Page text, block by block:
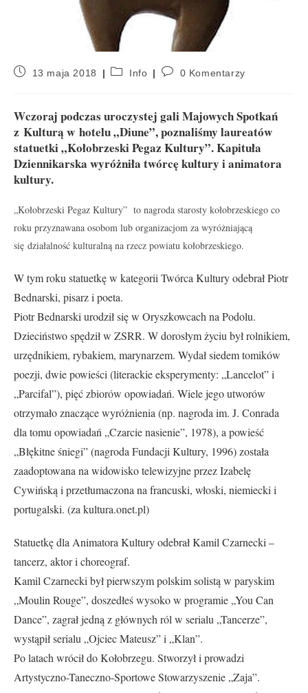
13 maja 2018 Info 0 Komentarzy
Wczoraj podczas uroczystej gali Majowych Spotkań
z Kulturą w hotelu „Diune”, poznaliśmy laureatów
statuetki „Kołobrzeski Pegaz Kultury”. Kapituła
Dziennikarska wyróżniła twórcę kultury i animatora
kultury.
„Kołobrzeski Pegaz Kultury” to nagroda starosty kołobrzeskiego co
roku przyznawana osobom lub organizacjom za wyróżniającą
się działalność kulturalną na rzecz powiatu kołobrzeskiego.
W tym roku statuetkę w kategorii Twórca Kultury odebrał Piotr
Bednarski, pisarz i poeta.
Piotr Bednarski urodził się w Oryszkowcach na Podolu.
Dzieciństwo spędził w ZSRR. W dorosłym życiu był rolnikiem,
urzędnikiem, rybakiem, marynarzem. Wydał siedem tomików
poezji, dwie powieści (literackie eksperymenty: „Lancelot” i
„Parcifal”), pięć zbiorów opowiadań. Wiele jego utworów
otrzymało znaczące wyróżnienia (np. nagroda im. J. Conrada
dla tomu opowiadań „Czarcie nasienie”, 1978), a powieść
„Błękitne śniegi” (nagroda Fundacji Kultury, 1996) została
zaadoptowana na widowisko telewizyjne przez Izabelę
Cywińską i przetłumaczona na francuski, włoski, niemiecki i
portugalski. (za kultura.onet.pl)
Statuetkę dla Animatora Kultury odebrał Kamil Czarnecki –
tancerz, aktor i choreograf.
Kamil Czarnecki był pierwszym polskim solistą w paryskim
„Moulin Rouge”, doszedłeś wysoko w programie „You Can
Dance”, zagrał jedną z głównych ról w serialu „Tancerze”,
wystąpił serialu „Ojciec Mateusz” i „Klan”.
Po latach wrócił do Kołobrzegu. Stworzył i prowadzi
Artystyczno-Taneczno-Sportowe Stowarzyszenie „Zaja”.